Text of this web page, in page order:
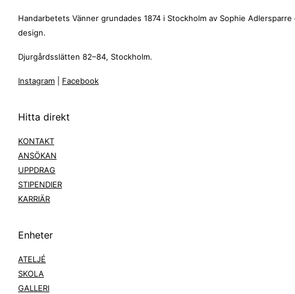
Handarbetets Vänner grundades 1874 i Stockholm av Sophie
design.
Djurgårdsslätten 82–84, Stockholm.
Instagram Facebook
Hitta direkt
KONTAKT
ANSÖKAN
UPPDRAG
STIPENDIER
KARRIÄR
Enheter
ATELJÉ
SKOLA
GALLERI